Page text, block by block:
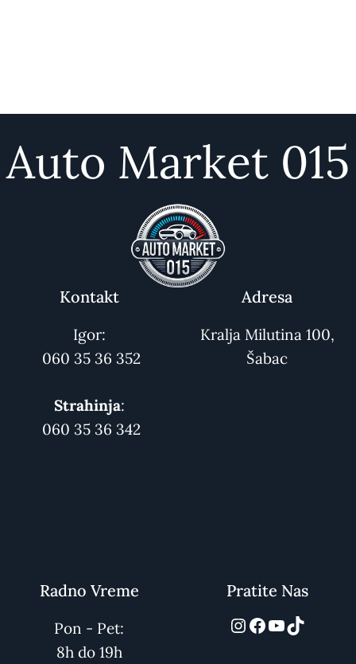
Kontakt
Igor:
060 35 36 352
Strahinja:
060 35 36 342
Adresa
Kralja Milutina 100,
Šabac
Auto Market 015
Radno Vreme
Pon - Pet:
8h do 19h
Pratite Nas
Facebook
YouTube
TikTok